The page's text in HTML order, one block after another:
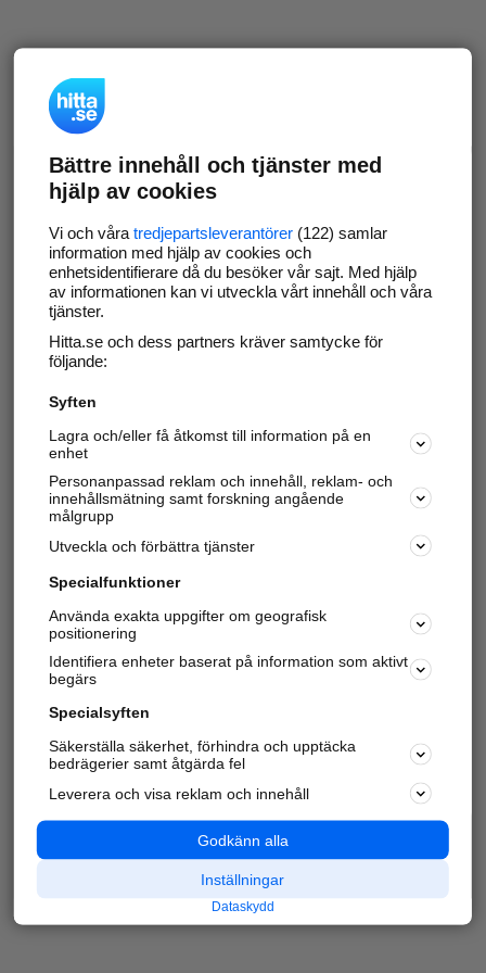
Bättre innehåll och tjänster med
hjälp av cookies
Vi och våra tredjepartsleverantörer(122) samlar
information med hjälp av cookies och
enhetsidentifierare då du besöker vår sajt. Med hjälp
av informationen kan vi utveckla vårt innehåll och våra
tjänster.
Hitta.se och dess partners kräver samtycke för
följande:
Syften
Lagra och/eller få åtkomst till information på en
enhet
Personanpassad reklam och innehåll, reklam- och
innehållsmätning samt forskning angående
målgrupp
Utveckla och förbättra tjänster
Specialfunktioner
Använda exakta uppgifter om geografisk
positionering
Identifiera enheter baserat på information som aktivt
begärs
Specialsyften
Säkerställa säkerhet, förhindra och upptäcka
bedrägerier samt åtgärda fel
Leverera och visa reklam och innehåll
Godkänn alla
Inställningar
Dataskydd